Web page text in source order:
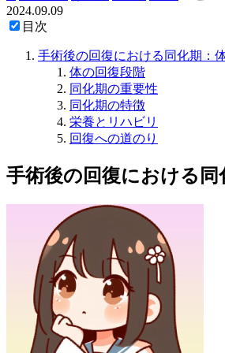
2024.09.09
目次
手術後の回復における同化期：
体の回復段階
同化期の重要性
同化期の特徴
栄養とリハビリ
回復への道のり
手術後の回復における同